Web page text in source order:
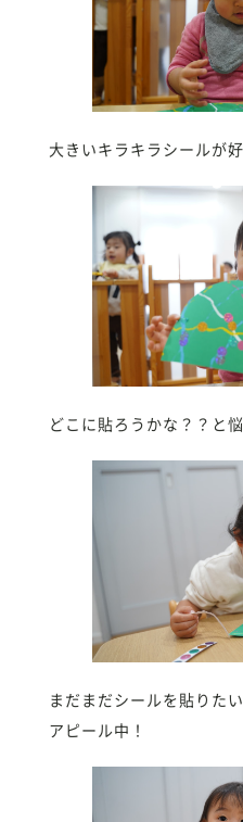
大きいキラキラシールが
どこに貼ろうかな？？と
まだまだシールを貼りた
アピール中！